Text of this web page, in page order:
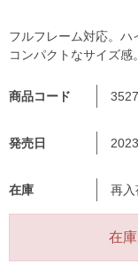
商品コード
発売日
在庫 再入
在
フルフレーム対応。
コンパクトなサイズ感。